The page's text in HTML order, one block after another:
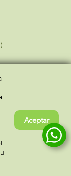
al cliente
y devolución
Aceptar